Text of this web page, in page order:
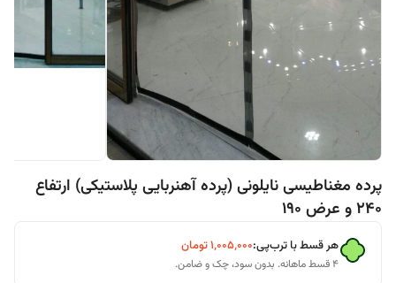
پرده مغناطیسی نایلونی (پرده آهنربایی پلاستیکی) ارتفاع
240 و عرض 190
هر قسط با ترب‌پی:۱٬۰۰۵٬۰۰۰تومان
۴ قسط ماهانه. بدون سود، چک و ضامن.